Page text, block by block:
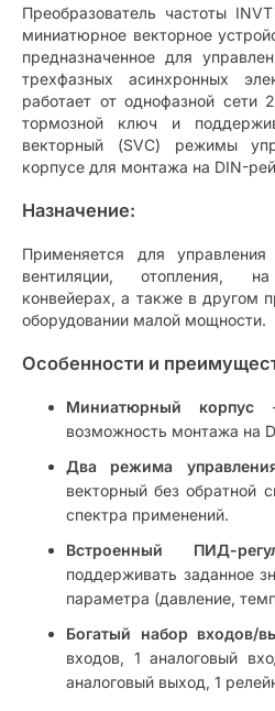
Преобразователь частоты
миниатюрное векторное
предназначенное для
трехфазных асинхронных
работает от однофазной сети
тормозной ключ и
векторный (SVC) режимы
корпусе для монтажа на DIN-
Назначение:
Применяется для
вентиляции, отопления,
конвейерах, а также в другом
оборудовании малой мощности.
Особенности и
Миниатюрный корпус
возможность монтажа на
Два режима
векторный без обратной
спектра применений.
Встроенный ПИД-
поддерживать заданное
параметра (давление,
Богатый набор входов/
входов, 1 аналоговый
аналоговый выход, 1